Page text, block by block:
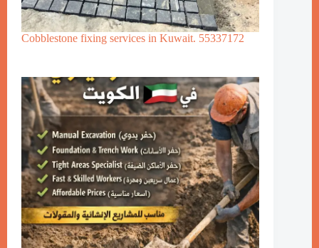
Cobblestone fixing services in Kuwait. 55337172